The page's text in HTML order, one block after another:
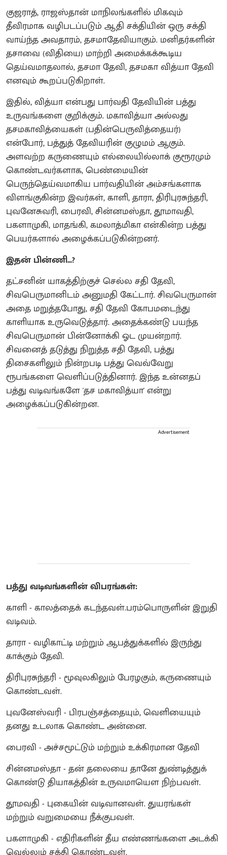
குஜராத், ராஜஸ்தான் மாநிலங்களில் மிகவும்
தீவிரமாக வழிபடப்படும் ஆதி சக்தியின் ஒரு சக்தி
வாய்ந்த அவதாரம், தசமாதேவியாகும். மனிதர்களின்
தசாவை (விதியை) மாற்றி அமைக்கக்கூடிய
தெய்வமாதலால், தசமா தேவி, தசமகா வித்யா தேவி
எனவும் கூறப்படுகிறாள்.
இதில், வித்யா என்பது பார்வதி தேவியின் பத்து
உருவங்களை குறிக்கும். மகாவித்யா அல்லது
தசமகாவித்யைகள் (பதின்பெருவித்தையர்)
என்போர், பத்துத் தேவியரின் குழுமம் ஆகும்.
அளவற்ற கருணையும் எல்லையில்லாக் குரூரமும்
கொண்டவர்களாக, பெண்மையின்
பெருந்தெய்வமாகிய பார்வதியின் அம்சங்களாக
விளங்குகின்ற இவர்கள், காளி, தாரா, திரிபுரசுந்தரி,
புவனேசுவரி, பைரவி, சின்னமஸ்தா, தூமாவதி,
பகளாமுகி, மாதங்கி, கமலாத்மிகா என்கின்ற பத்து
பெயர்களால் அழைக்கப்படுகின்றனர்.
இதன் பின்ணி...?
தட்சனின் யாகத்திற்குச் செல்ல சதி தேவி,
சிவபெருமானிடம் அனுமதி கேட்டார். சிவபெருமான்
அதை மறுத்தபோது, சதி தேவி கோபமடைந்து
காளியாக உருவெடுத்தார். அதைக்கண்டு பயந்த
சிவபெருமான் பின்னோக்கி ஓட முயன்றார்.
சிவனைத் தடுத்து நிறுத்த சதி தேவி, பத்து
திசைகளிலும் நின்றபடி பத்து வெவ்வேறு
ரூபங்களை வெளிப்படுத்தினார். இந்த உன்னதப்
பத்து வடிவங்களே 'தச மகாவித்யா' என்று
அழைக்கப்படுகின்றன.
Advertisement
பத்து வடிவங்களின் விபரங்கள்:
காளி - காலத்தைக் கடந்தவள்.பரம்பொருளின் இறுதி
வடிவம்.
தாரா - வழிகாட்டி மற்றும் ஆபத்துக்களில் இருந்து
காக்கும் தேவி.
திரிபுரசுந்தரி - மூவுலகிலும் பேரழகும், கருணையும்
கொண்டவள்.
புவனேஸ்வரி - பிரபஞ்சத்தையும், வெளியையும்
தனது உடலாக கொண்ட அன்னை.
பைரவி - அச்சமூட்டும் மற்றும் உக்கிரமான தேவி
சின்னமஸ்தா - தன் தலையை தானே துண்டித்துக்
கொண்டு தியாகத்தின் உருவமாயௌ நிற்பவள்.
தூமவதி - புகையின் வடிவானவள். துயரங்கள்
மற்றும் வறுமையை நீக்குபவள்.
பகளாமுகி - எதிரிகளின் தீய எண்ணங்களை அடக்கி